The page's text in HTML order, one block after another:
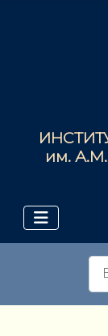
им.